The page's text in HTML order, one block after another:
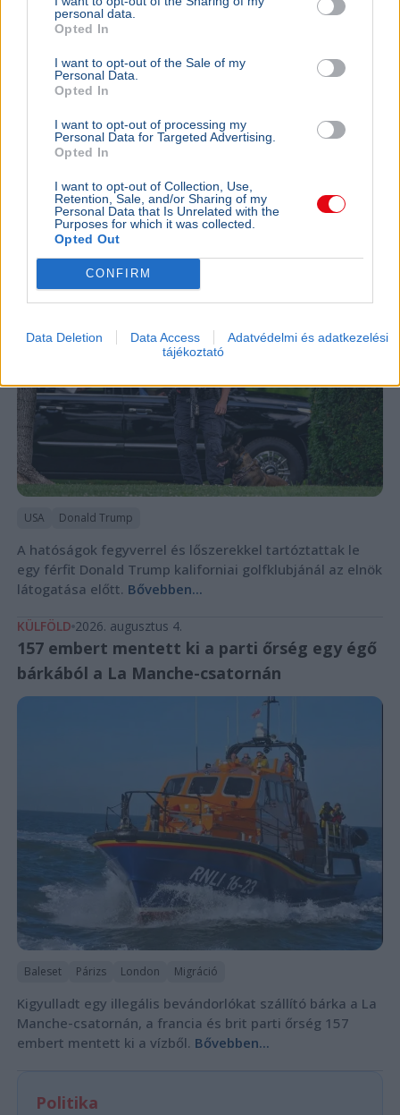
personal data.
Opted In
I want to opt-out of the Sale of my
Personal Data.
Opted In
I want to opt-out of processing my
Personal Data for Targeted Advertising.
Opted In
I want to opt-out of Collection, Use,
Retention, Sale, and/or Sharing of my
Personal Data that Is Unrelated with the
Purposes for which it was collected.
Opted Out
CONFIRM
Data Deletion Data Access
Adatvédelmi és adatkezelési
tájékoztató
César Gastélum mexikói influenszert TikTok-élőzés
gyilkosság hátterében kartellrivalizálás állhat.
Bővebben...
KÜLFÖLD 2026. augusztus 5.
Letartóztattak egy fegyveres férfit Trump
látogatása előtt Kaliforniában
USA Donald Trump
A hatóságok fegyverrel és lőszerekkel tartóztattak le
egy férfit Donald Trump kaliforniai golfklubjánál az elnök
látogatása előtt. Bővebben...
KÜLFÖLD 2026. augusztus 4.
157 embert mentett ki a parti őrség egy égő
bárkából a La Manche-csatornán
Baleset Párizs London Migráció
Kigyulladt egy illegális bevándorlókat szállító bárka a La
Manche-csatornán, a francia és brit parti őrség 157
embert mentett ki a vízből. Bővebben...
Politika